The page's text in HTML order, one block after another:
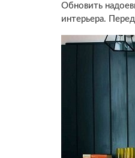
Обновить
интерьера.